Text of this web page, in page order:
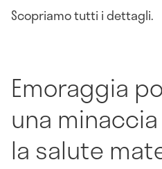
Scopriamo tutti i dettagli.
Emoraggia
una
la salute